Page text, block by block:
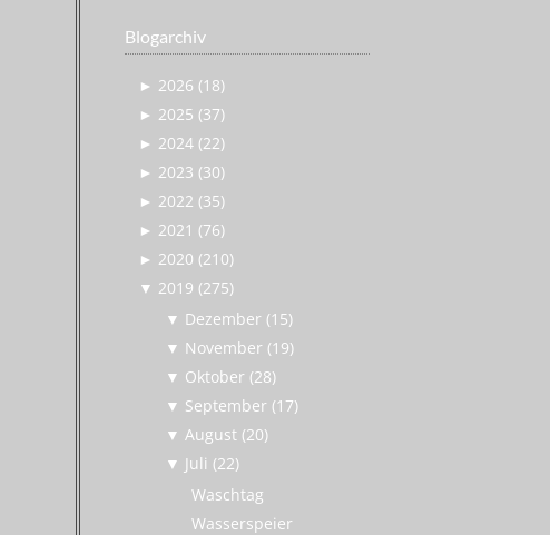
Blogarchiv
► 2026 (18)
► 2025 (37)
► 2024 (22)
► 2023 (30)
► 2022 (35)
► 2021 (76)
► 2020 (210)
▼ 2019 (275)
▼ Dezember (15)
▼ November (19)
▼ Oktober (28)
▼ September (17)
▼ August (20)
▼ Juli (22)
Waschtag
Wasserspeier